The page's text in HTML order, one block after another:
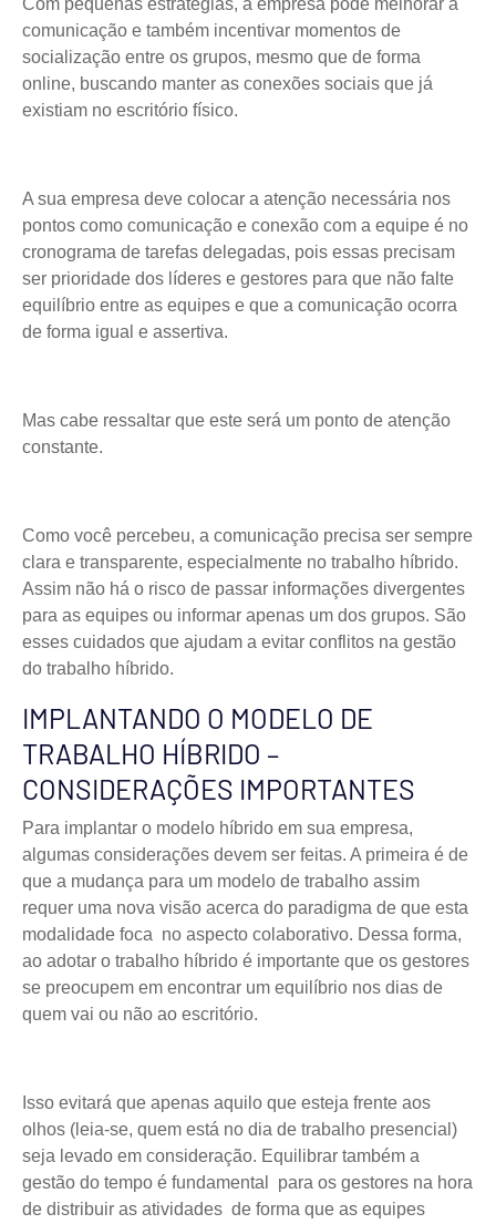
Com pequenas estratégias, a empresa pode melhorar a
comunicação e também incentivar momentos de
socialização entre os grupos, mesmo que de forma
online, buscando manter as conexões sociais que já
existiam no escritório físico.
A sua empresa deve colocar a atenção necessária nos
pontos como comunicação e conexão com a equipe é no
cronograma de tarefas delegadas, pois essas precisam
ser prioridade dos líderes e gestores para que não falte
equilíbrio entre as equipes e que a comunicação ocorra
de forma igual e assertiva.
Mas cabe ressaltar que este será um ponto de atenção
constante.
Como você percebeu, a comunicação precisa ser sempre
clara e transparente, especialmente no trabalho híbrido.
Assim não há o risco de passar informações divergentes
para as equipes ou informar apenas um dos grupos. São
esses cuidados que ajudam a evitar conflitos na gestão
do trabalho híbrido.
IMPLANTANDO O MODELO DE
TRABALHO HÍBRIDO –
CONSIDERAÇÕES IMPORTANTES
Para implantar o modelo híbrido em sua empresa,
algumas considerações devem ser feitas. A primeira é de
que a mudança para um modelo de trabalho assim
requer uma nova visão acerca do paradigma de que esta
modalidade foca no aspecto colaborativo. Dessa forma,
ao adotar o trabalho híbrido é importante que os gestores
se preocupem em encontrar um equilíbrio nos dias de
quem vai ou não ao escritório.
Isso evitará que apenas aquilo que esteja frente aos
olhos (leia-se, quem está no dia de trabalho presencial)
seja levado em consideração. Equilibrar também a
gestão do tempo é fundamental para os gestores na hora
de distribuir as atividades de forma que as equipes